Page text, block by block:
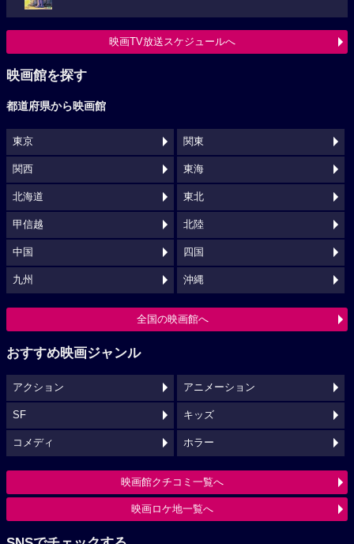
映画TV放送スケジュールへ
映画館を探す
都道府県から映画館
東京 関東
関西 東海
北海道 東北
甲信越 北陸
中国 四国
九州 沖縄
全国の映画館へ
おすすめ映画ジャンル
アクション アニメーション
SF キッズ
コメディ ホラー
映画館クチコミ一覧へ
映画ロケ地一覧へ